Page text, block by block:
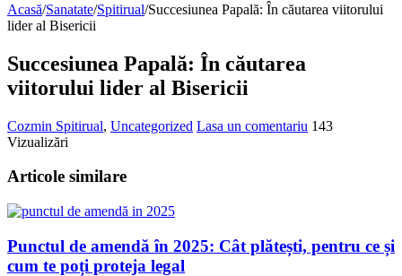
Acasă/Sanatate/Spitirual/Succesiunea Papală: În căutarea viitorului
lider al Bisericii
Succesiunea Papală: În căutarea
viitorului lider al Bisericii
Cozmin Spitirual, Uncategorized Lasa un comentariu 143
Vizualizări
Articole similare
Punctul de amendă în 2025: Cât plătești, pentru ce și
cum te poți proteja legal